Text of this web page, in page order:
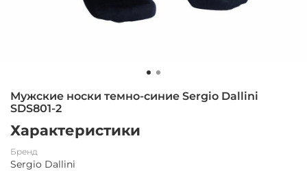
Мужские носки темно-синие Sergio Dallini
SDS801-2
Характеристики
Бренд
Sergio Dallini